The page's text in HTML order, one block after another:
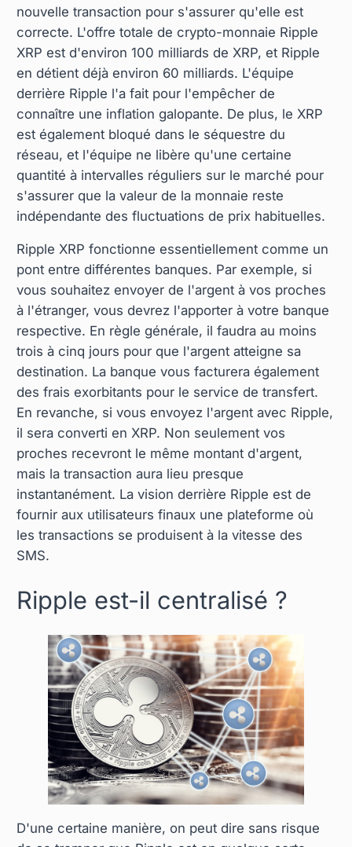
nouvelle transaction pour s'assurer qu'elle est
correcte. L'offre totale de crypto-monnaie Ripple
XRP est d'environ 100 milliards de XRP, et Ripple
en détient déjà environ 60 milliards. L'équipe
derrière Ripple l'a fait pour l'empêcher de
connaître une inflation galopante. De plus, le XRP
est également bloqué dans le séquestre du
réseau, et l'équipe ne libère qu'une certaine
quantité à intervalles réguliers sur le marché pour
s'assurer que la valeur de la monnaie reste
indépendante des fluctuations de prix habituelles.
Ripple XRP fonctionne essentiellement comme un
pont entre différentes banques. Par exemple, si
vous souhaitez envoyer de l'argent à vos proches
à l'étranger, vous devrez l'apporter à votre banque
respective. En règle générale, il faudra au moins
trois à cinq jours pour que l'argent atteigne sa
destination. La banque vous facturera également
des frais exorbitants pour le service de transfert.
En revanche, si vous envoyez l'argent avec Ripple,
il sera converti en XRP. Non seulement vos
proches recevront le même montant d'argent,
mais la transaction aura lieu presque
instantanément. La vision derrière Ripple est de
fournir aux utilisateurs finaux une plateforme où
les transactions se produisent à la vitesse des
SMS.
Ripple est-il centralisé ?
D'une certaine manière, on peut dire sans risque